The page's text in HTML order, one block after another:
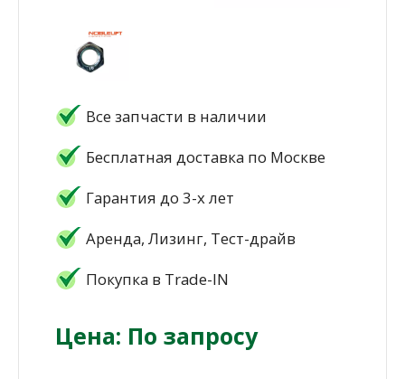
Все запчасти в наличии
Бесплатная доставка по Москве
Гарантия до 3-х лет
Аренда, Лизинг, Тест-драйв
Покупка в Trade-IN
Цена: По запросу